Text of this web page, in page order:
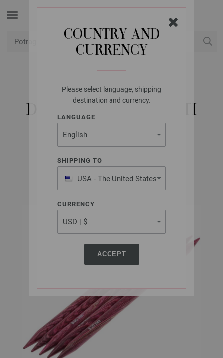
COUNTRY AND
CURRENCY
Please select language, shipping
destination and currency.
LANGUAGE
SHIPPING TO
USA - The United States
of America
CURRENCY
ACCEPT
LANA GROSSA
DVOSTRUKI IGLIČASTI
DRVENI SIGNAL ST.
8,0/20CM